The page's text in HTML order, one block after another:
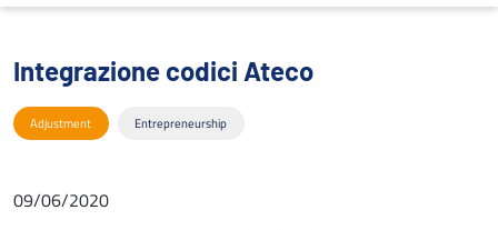
Integrazione codici Ateco - POR
Integrazione codici Ateco
Adjustment Entrepreneurship
09/06/2020